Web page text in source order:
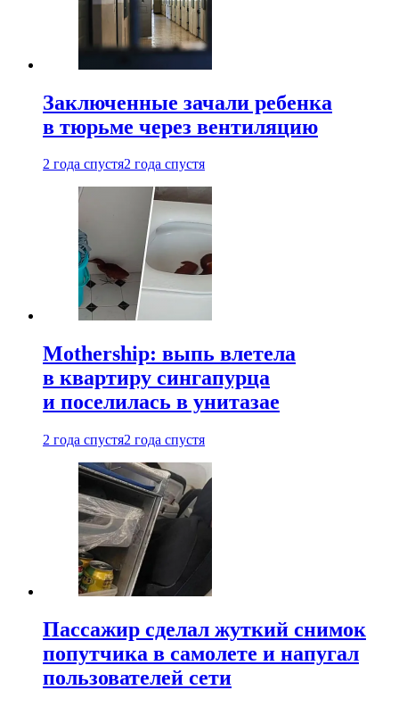
Заключенные зачали ребенка
в тюрьме через вентиляцию
2 года спустя2 года спустя
Mothership: выпь влетела
в квартиру сингапурца
и поселилась в унитазае
2 года спустя2 года спустя
Пассажир сделал жуткий снимок
попутчика в самолете и напугал
пользователей сети